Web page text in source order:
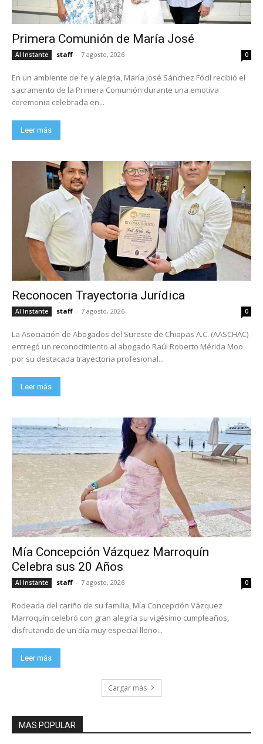
Primera Comunión de María José
Al Instante staff - 7 agosto, 2026 0
En un ambiente de fe y alegría, María José Sánchez Fócil recibió el
sacramento de la Primera Comunión durante una emotiva
ceremonia celebrada en...
Leer más
Reconocen Trayectoria Jurídica
Al Instante staff - 7 agosto, 2026 0
La Asociación de Abogados del Sureste de Chiapas A.C. (AASCHAC)
entregó un reconocimiento al abogado Raúl Roberto Mérida Moo
por su destacada trayectoria profesional...
Leer más
Mía Concepción Vázquez Marroquín
Celebra sus 20 Años
Al Instante staff - 7 agosto, 2026 0
Rodeada del cariño de su familia, Mía Concepción Vázquez
Marroquín celebró con gran alegría su vigésimo cumpleaños,
disfrutando de un día muy especial lleno...
Leer más
Cargar más
MAS POPULAR